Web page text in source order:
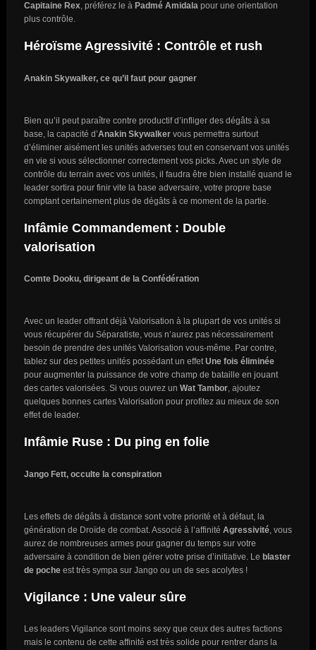
Capitaine Rex, préférez le à Padmé Amidala pour une orientation
plus contrôle.
Héroïsme Agressivité : Contrôle et rush
Anakin Skywalker, ce qu’il faut pour gagner
Bien qu’il peut paraître contre productif d’infliger des dégâts à sa
base, la capacité d’Anakin Skywalker vous permettra surtout
d’éliminer aisément les unités adverses tout en conservant vos unités
en vie si vous sélectionner correctement vos picks. Avec un style de
contrôle du terrain avec vos unités, il faudra être bien installé quand le
leader sortira pour finir vite la base adversaire, votre propre base
comptant certainement plus de dégâts à ce moment de la partie.
Infâmie Commandement : Double
valorisation
Comte Dooku, dirigeant de la Confédération
Avec un leader offrant déjà Valorisation à la plupart de vos unités si
vous récupérer du Séparatiste, vous n’aurez pas nécessairement
besoin de prendre des unités Valorisation vous-même. Par contre,
tablez sur des petites unités possédant un effetUne fois éliminée
pour augmenter la puissance de votre champ de bataille en jouant
des cartes valorisées. Si vous ouvrez un Wat Tambor, ajoutez
quelques bonnes cartes Valorisation pour profitez au mieux de son
effet de leader.
Infâmie Ruse : Du ping en folie
Jango Fett, occulte la conspiration
Les effets de dégâts à distance sont votre priorité et à défaut, la
génération de Droïde de combat. Associé à l’affinité Agressivité, vous
aurez de nombreuses armes pour gagner du temps sur votre
adversaire à condition de bien gérer votre prise d’initiative. Le blaster
de pocheest très sympa sur Jango ou un de ses acolytes !
Vigilance : Une valeur sûre
Les leaders Vigilance sont moins sexy que ceux des autres factions
mais le contenu de cette affinité est très solide pour rentrer dans la